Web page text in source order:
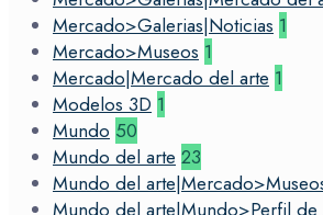
Mercado>Galerias|Noticias 1
Mercado>Museos 1
Mercado|Mercado del arte 1
Modelos 3D 1
Mundo 50
Mundo del arte 23
Mundo del
Mundo del arte|Mundo>Perfil de